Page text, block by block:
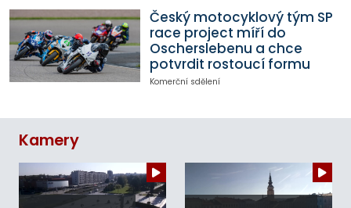
Český motocyklový tým SP
race project míří do
Oscherslebenu a chce
potvrdit rostoucí formu
Komerční sdělení
Kamery